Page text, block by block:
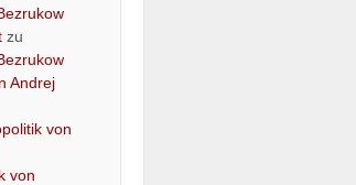
zu
Andrej
von
von